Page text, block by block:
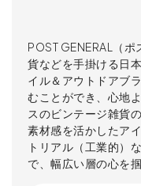
POST GENERAL（
貨などを手掛ける日
イル＆アウトドアブ
むことができ、心地
スのビンテージ雑貨
素材感を活かしたア
トリアル（工業的）
で、幅広い層の心を